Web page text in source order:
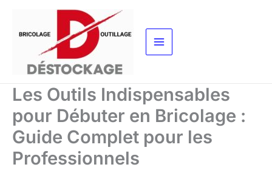
contenu
Les Outils Indispensables
pour Débuter en Bricolage :
Guide Complet pour les
Professionnels